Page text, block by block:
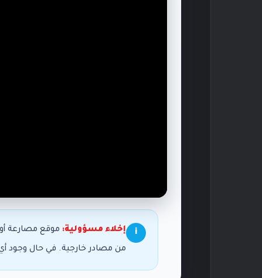
i إخلاء مسؤولية: موقع مصارعة
من مصادر خارجية. في حال وجود